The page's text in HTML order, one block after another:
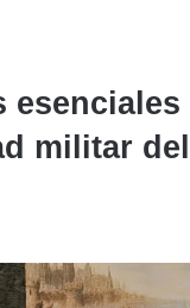
esenciales
militar